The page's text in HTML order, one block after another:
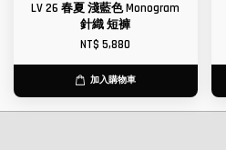
LV 26 春夏 淺藍色 Monogram
針織 短褲
NT$ 5,880
加入購物車